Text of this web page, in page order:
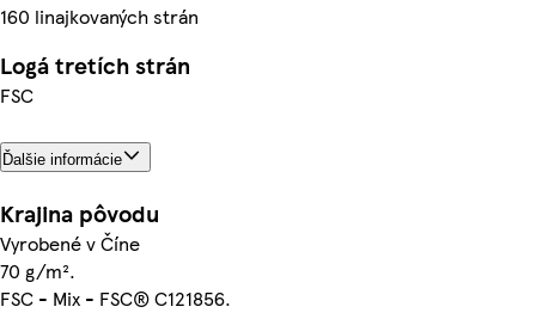
160 linajkovaných strán
Logá tretích strán
FSC
Ďalšie informácie
Krajina pôvodu
Vyrobené v Číne
70 g/m².
FSC - Mix - FSC® C121856.